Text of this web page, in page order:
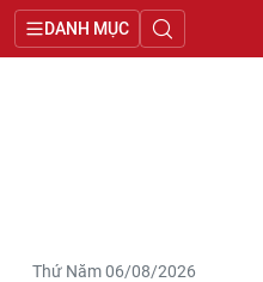
DANH MỤC
Thứ Năm 06/08/2026